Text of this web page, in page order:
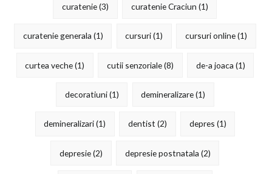
curatenie(3) curatenie Craciun (1)
curatenie generala (1) cursuri(1) cursuri online(1)
curtea veche(1) cutii senzoriale(8) de-a joaca (1)
decoratiuni(1) demineralizare(1)
demineralizari(1) dentist (2) depres (1)
depresie(2) depresie postnatala (2)